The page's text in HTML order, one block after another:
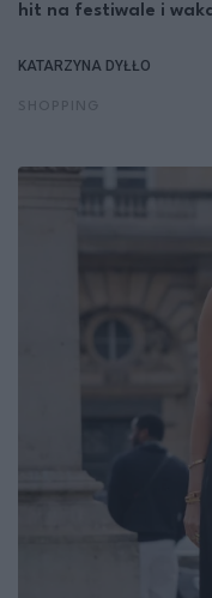
hit na festiwale i
KATARZYNA DYŁŁO